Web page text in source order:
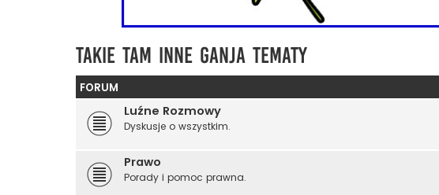
Takie Tam Inne Ganja Tematy
FORUM
Luźne Rozmowy
Dyskusje o wszystkim.
Prawo
Porady i pomoc prawna.